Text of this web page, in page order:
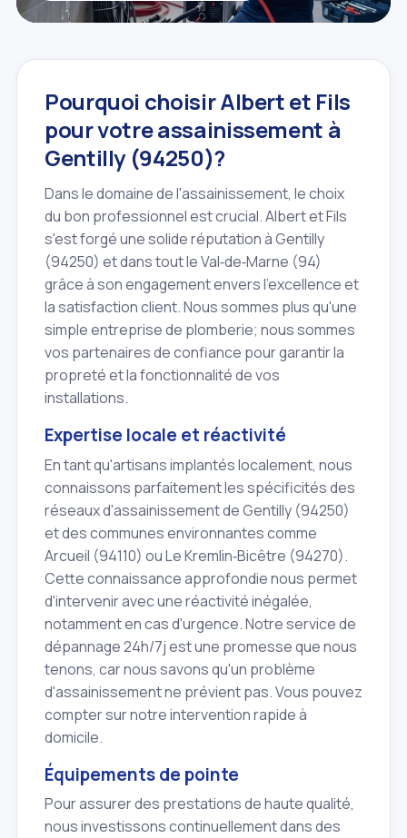
Pourquoi choisir Albert et Fils
pour votre assainissement à
Gentilly (94250)?
Dans le domaine de l'assainissement, le choix
du bon professionnel est crucial. Albert et Fils
s'est forgé une solide réputation à Gentilly
(94250) et dans tout le Val‑de‑Marne (94)
grâce à son engagement envers l'excellence et
la satisfaction client. Nous sommes plus qu'une
simple entreprise de plomberie; nous sommes
vos partenaires de confiance pour garantir la
propreté et la fonctionnalité de vos
installations.
Expertise locale et réactivité
En tant qu'artisans implantés localement, nous
connaissons parfaitement les spécificités des
réseaux d'assainissement de Gentilly (94250)
et des communes environnantes comme
Arcueil (94110) ou Le Kremlin‑Bicêtre (94270).
Cette connaissance approfondie nous permet
d'intervenir avec une réactivité inégalée,
notamment en cas d'urgence. Notre service de
dépannage 24h/7j est une promesse que nous
tenons, car nous savons qu'un problème
d'assainissement ne prévient pas. Vous pouvez
compter sur notre intervention rapide à
domicile.
Équipements de pointe
Pour assurer des prestations de haute qualité,
nous investissons continuellement dans des